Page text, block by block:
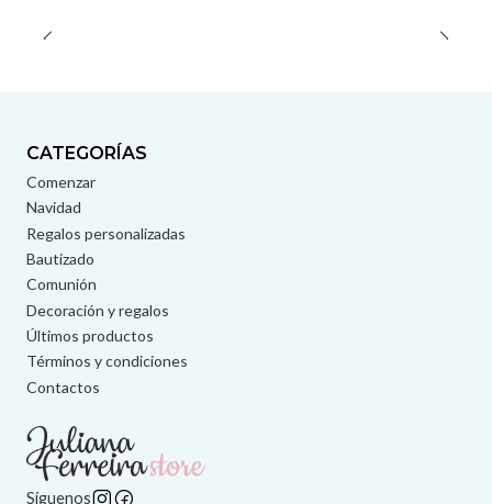
CATEGORÍAS
Comenzar
Navidad
Regalos personalizadas
Bautizado
Comunión
Decoración y regalos
Últimos productos
Términos y condiciones
Contactos
Síguenos